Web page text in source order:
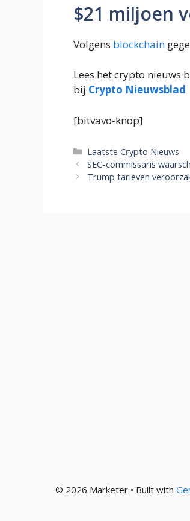
$21 miljoen
Volgens blockchain
Lees het crypto nieuws
bij Crypto Nieuwsblad
[bitvavo-knop]
Categorieën
Laatste Crypto Nieuws
SEC-commissaris
Trump tarieven
© 2026 Marketer • Built with